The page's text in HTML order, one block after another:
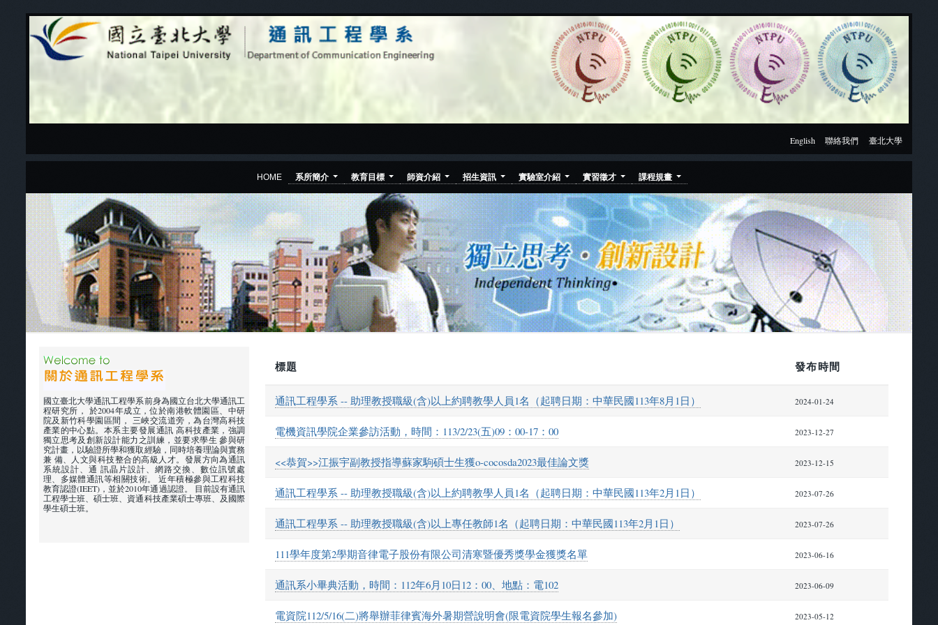
English 聯絡我們 臺北大學
HOME 系所簡介 教育目標 師資介紹 招生資訊 實驗室介紹 實習徵才 課程規畫
Previous Next
國立臺北大學通訊工程學系前身為國立台北大學通訊工
程研究所， 於2004年成立，位於南港軟體園區、中研
院及新竹科學園區間， 三峽交流道旁，為台灣高科技
產業的中心點。本系主要發展通訊 高科技產業，強調
獨立思考及創新設計能力之訓練，並要求學生 參與研
究計畫，以驗證所學和獲取經驗，同時培養理論與實務
兼 備、人文與科技整合的高級人才。發展方向為通訊
系統設計、通 訊晶片設計、網路交換、數位訊號處
理、多媒體通訊等相關技術。 近年積極參與工程科技
教育認證(IEET)，並於2010年通過認證。 目前設有通訊
工程學士班、碩士班、資通科技產業碩士專班、及國際
學生碩士班。
標題 發布時間
通訊工程學系 -- 助理教授職級(含)以上約聘教學人員1名（起聘日期：中華民國113年8月1日） 2024-01-24
電機資訊學院企業參訪活動，時間：113/2/23(五)09：00-17：00 2023-12-27
<<恭賀>>江振宇副教授指導蘇家駒碩士生獲o-cocosda2023最佳論文獎 2023-12-15
通訊工程學系 -- 助理教授職級(含)以上約聘教學人員1名（起聘日期：中華民國113年2月1日） 2023-07-26
通訊工程學系 -- 助理教授職級(含)以上專任教師1名（起聘日期：中華民國113年2月1日） 2023-07-26
111學年度第2學期音律電子股份有限公司清寒暨優秀獎學金獲獎名單 2023-06-16
通訊系小畢典活動，時間：112年6月10日12：00、地點：電102 2023-06-09
電資院112/5/16(二)將舉辦菲律賓海外暑期營說明會(限電資院學生報名參加) 2023-05-12